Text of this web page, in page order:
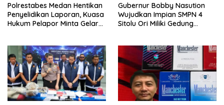
Polrestabes Medan Hentikan
Penyelidikan Laporan, Kuasa
Hukum Pelapor Minta Gelar
Gubernur Bobby Nasution
Wujudkan Impian SMPN 4
Sitolu Ori Miliki Gedung